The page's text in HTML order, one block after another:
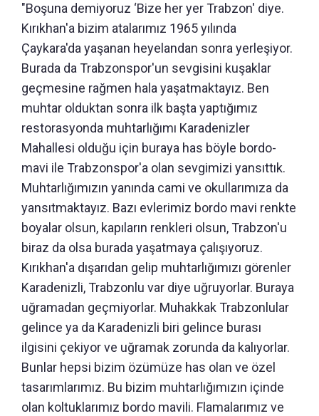
"Boşuna demiyoruz ‘Bize her yer Trabzon' diye.
Kırıkhan'a bizim atalarımız 1965 yılında
Çaykara'da yaşanan heyelandan sonra yerleşiyor.
Burada da Trabzonspor'un sevgisini kuşaklar
geçmesine rağmen hala yaşatmaktayız. Ben
muhtar olduktan sonra ilk başta yaptığımız
restorasyonda muhtarlığımı Karadenizler
Mahallesi olduğu için buraya has böyle bordo-
mavi ile Trabzonspor'a olan sevgimizi yansıttık.
Muhtarlığımızın yanında cami ve okullarımıza da
yansıtmaktayız. Bazı evlerimiz bordo mavi renkte
boyalar olsun, kapıların renkleri olsun, Trabzon'u
biraz da olsa burada yaşatmaya çalışıyoruz.
Kırıkhan'a dışarıdan gelip muhtarlığımızı görenler
Karadenizli, Trabzonlu var diye uğruyorlar. Buraya
uğramadan geçmiyorlar. Muhakkak Trabzonlular
gelince ya da Karadenizli biri gelince burası
ilgisini çekiyor ve uğramak zorunda da kalıyorlar.
Bunlar hepsi bizim özümüze has olan ve özel
tasarımlarımız. Bu bizim muhtarlığımızın içinde
olan koltuklarımız bordo mavili. Flamalarımız ve